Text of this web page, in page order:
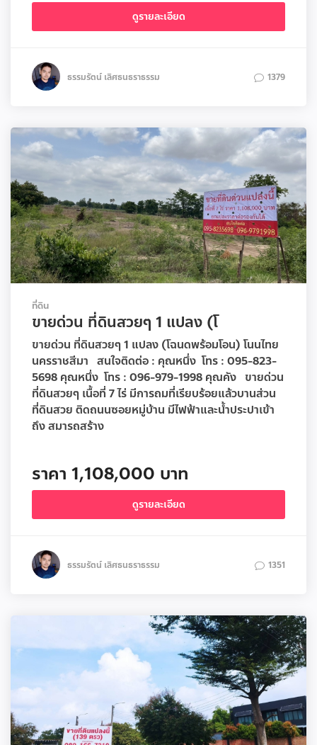
ดูรายละเอียด
ธรรมรัตน์ เลิศธนธราธรรม 1379
ที่ดิน
ขายด่วน ที่ดินสวยๆ 1 แปลง (โ
ขายด่วน ที่ดินสวยๆ 1 แปลง (โฉนดพร้อมโอน) โนนไทย
นครราชสีมา สนใจติดต่อ : คุณหนึ่ง โทร : 095-823-
5698 คุณหนึ่ง โทร : 096-979-1998 คุณคัง ขายด่วน
ที่ดินสวยๆ เนื้อที่ 7 ไร่ มีการถมที่เรียบร้อยแล้วบานส่วน
ที่ดินสวย ติดถนนซอยหมู่บ้าน มีไฟฟ้าและน้ำประปาเข้า
ถึง สมารถสร้าง
ราคา 1,108,000 บาท
ดูรายละเอียด
ธรรมรัตน์ เลิศธนธราธรรม 1351